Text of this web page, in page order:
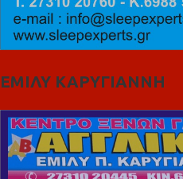
ΕΜΙΛΥ ΚΑΡΥΓΙΑΝΝΗ